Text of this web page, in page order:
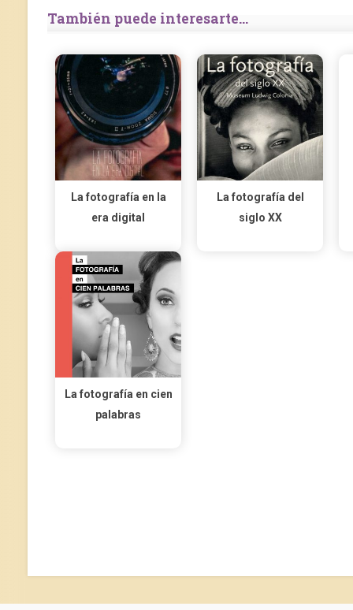
También puede interesarte...
La fotografía en la
era digital
La fotografía del
siglo XX
La fotografía en cien
palabras